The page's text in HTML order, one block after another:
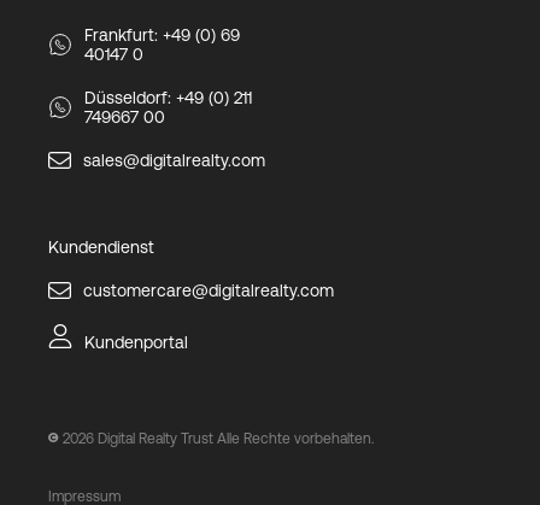
Frankfurt: +49 (0) 69
40147 0
Düsseldorf: +49 (0) 211
749667 00
sales@digitalrealty.com
Kundendienst
customercare@digitalrealty.com
Kundenportal
2026 Digital Realty Trust Alle Rechte vorbehalten.
Impressum